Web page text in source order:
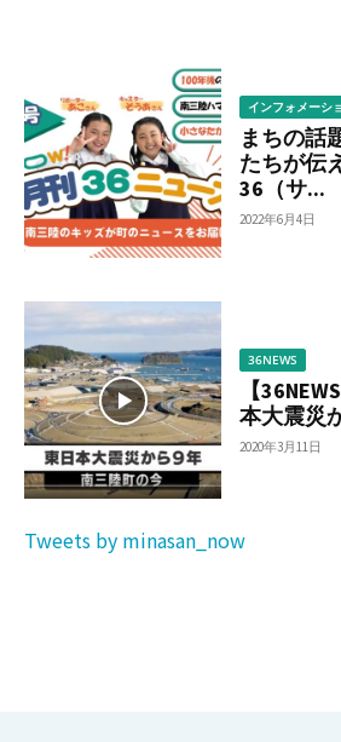
インフォメーシ
まちの話
たちが伝
36（サ...
2022年6月4日
36NEWS
【
本大震災
2020年3月11日
Tweets by minasan_now